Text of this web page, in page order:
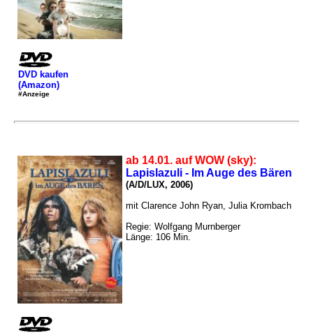
DVD kaufen
(Amazon)
#Anzeige
ab 14.01. auf WOW (sky):
Lapislazuli - Im Auge des Bären
(A/D/LUX, 2006)
mit Clarence John Ryan, Julia Krombach
Regie: Wolfgang Murnberger
Länge: 106 Min.